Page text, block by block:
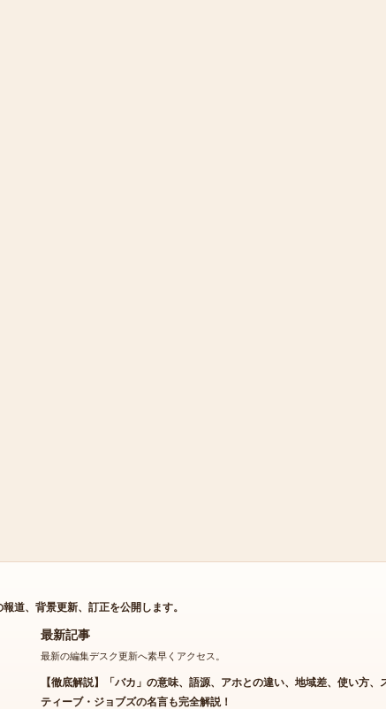
道、背景更新、訂正を公開します。
最新記事
【徹底解説】「バカ」の意味、語源、アホとの違い、地域差、使い方、ス